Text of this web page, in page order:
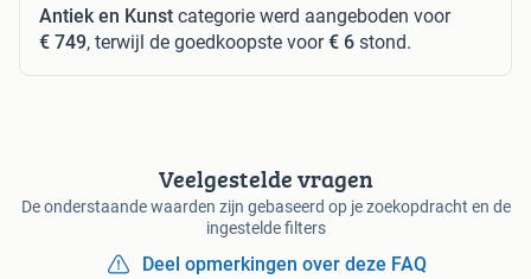
Antiek en Kunst categorie werd aangeboden voor
€ 749, terwijl de goedkoopste voor€ 6 stond.
Veelgestelde vragen
De onderstaande waarden zijn gebaseerd op je zoekopdracht en de
ingestelde filters
Deel opmerkingen over deze FAQ